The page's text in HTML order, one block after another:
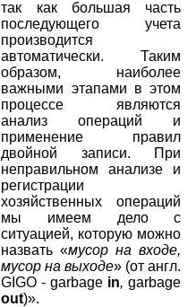
так как большая часть
последующего учета
производится
автоматически. Таким
образом, наиболее
важными этапами в этом
процессе являются
анализ операций и
применение правил
двойной записи. При
неправильном анализе и
регистрации
хозяйственных операций
мы имеем дело с
ситуацией, которую можно
назвать «мусор на входе,
мусор на выходе» (от англ.
GIGO -garbage in,garbage
out)».